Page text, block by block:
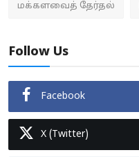
மக்களவைத் தேர்தல்
Follow Us
Facebook
X (Twitter)